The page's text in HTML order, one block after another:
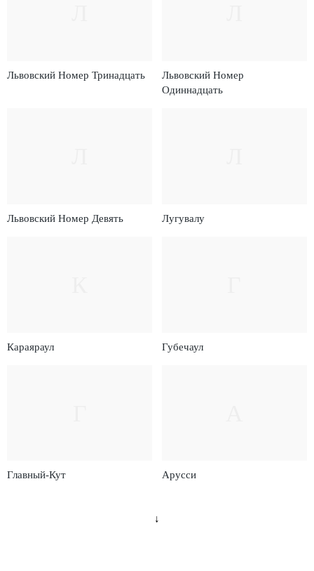
Львовский Номер Тринадцать
Львовский Номер
Одиннадцать
Львовский Номер Девять Лугувалу
Караяраул Губечаул
Главный-Кут Арусси
↓